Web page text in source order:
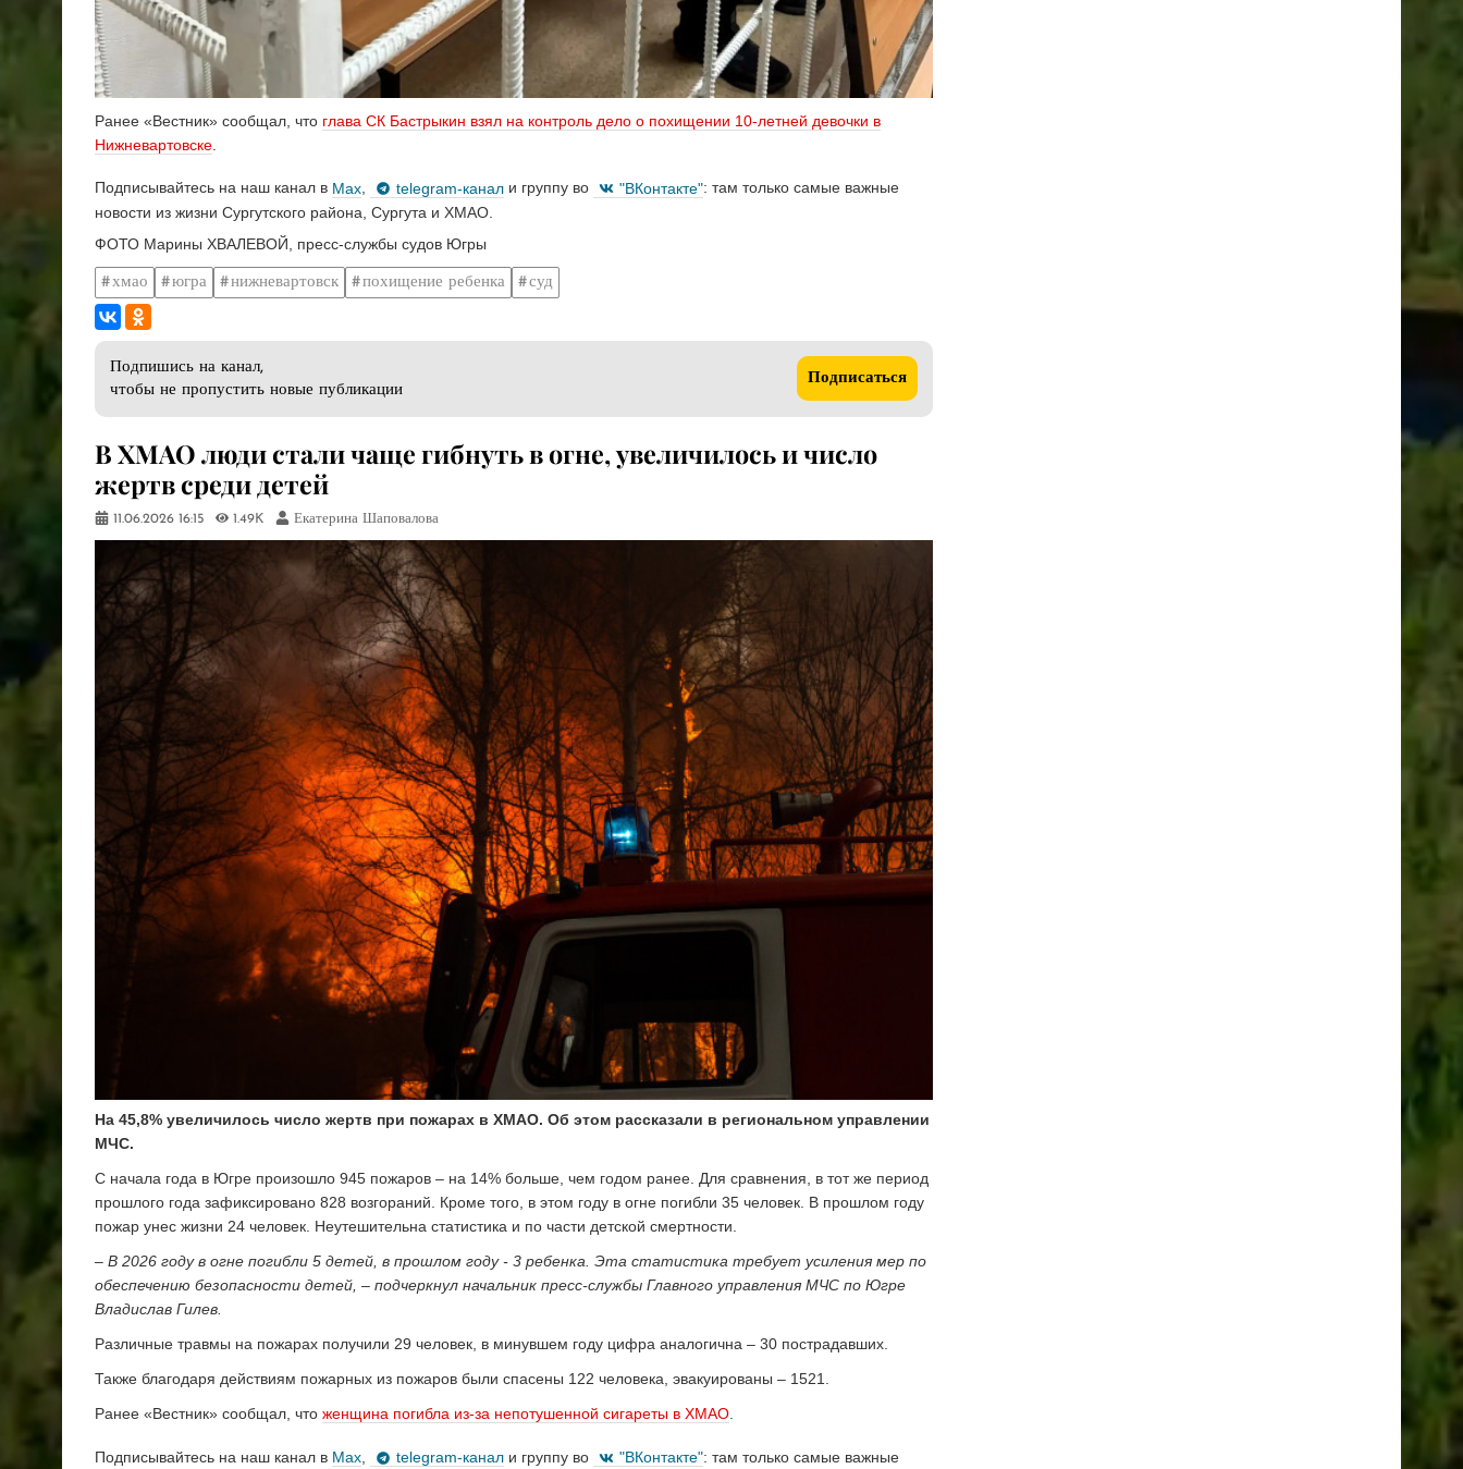
Ранее «Вестник» сообщал, что глава СК Бастрыкин взял на контроль дело о похищении 10-летней девочки в
Нижневартовске
Подписывайтесь на наш канал в Max, telegram-канал и группу во "ВКонтакте": там только самые важные
новости из жизни Сургутского района, Сургута и ХМАО.
ФОТО Марины ХВАЛЕВОЙ, пресс-службы судов Югры
хмао югра нижневартовск похищение ребенка суд
Подпишись на канал,
чтобы не пропустить новые публикации
Подписаться
В ХМАО люди стали чаще гибнуть в огне, увеличилось и число
жертв среди детей
11.06.2026 16:15 1.49K Екатерина Шаповалова
На 45,8% увеличилось число жертв при пожарах в ХМАО. Об этом рассказали в региональном управлении
МЧС.
С начала года в Югре произошло 945 пожаров – на 14% больше, чем годом ранее. Для сравнения, в тот же период
прошлого года зафиксировано 828 возгораний. Кроме того, в этом году в огне погибли 35 человек. В прошлом году
пожар унес жизни 24 человек. Неутешительна статистика и по части детской смертности.
– В 2026 году в огне погибли 5 детей, в прошлом году - 3 ребенка. Эта статистика требует усиления мер по
обеспечению безопасности детей, – подчеркнул начальник пресс-службы Главного управления МЧС по Югре
Владислав Гилев.
Различные травмы на пожарах получили 29 человек, в минувшем году цифра аналогична – 30 пострадавших.
Также благодаря действиям пожарных из пожаров были спасены 122 человека, эвакуированы – 1521.
Ранее «Вестник» сообщал, что женщина погибла из-за непотушенной сигареты в ХМАО.
Подписывайтесь на наш канал в Max telegram-канал и группу во "ВКонтакте": там только самые важные